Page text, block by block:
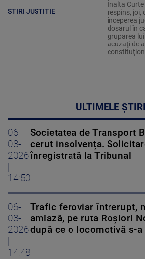
STIRI JUSTITIE
Înalta Curte
respins, joi,
începerea
dosarul în
gruparea
acuzaţi de
ULTIMELE ȘTIRI
06-
08-
2026
14:50
Societatea de Transport
cerut insolvența.
înregistrată la Tribunal
06-
08-
2026
14:48
Trafic feroviar întrerupt,
amiază, pe ruta Roşiori
după ce o locomotivă s-a